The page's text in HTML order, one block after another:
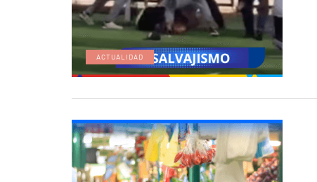
ACTUALIDAD